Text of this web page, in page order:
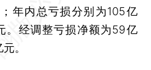
年内总亏损分别为105亿
。经调整亏损净额为59亿
。